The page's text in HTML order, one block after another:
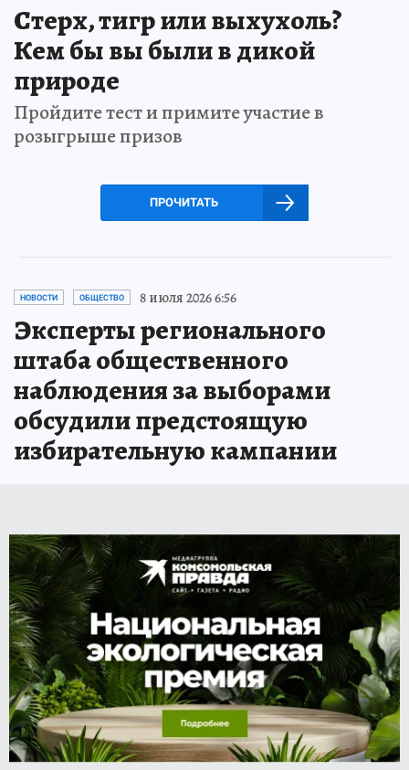
Стерх, тигр или выхухоль?
Кем бы вы были в дикой
природе
Пройдите тест и примите участие в
розыгрыше призов
ПРОЧИТАТЬ
НОВОСТИ ОБЩЕСТВО 8 июля 2026 6:56
Эксперты регионального
штаба общественного
наблюдения за выборами
обсудили предстоящую
избирательную кампании